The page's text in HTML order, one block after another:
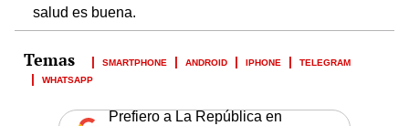
salud es buena.
SMARTPHONE ANDROID IPHONE
TELEGRAM
WHATSAPP
Prefiero a La República en